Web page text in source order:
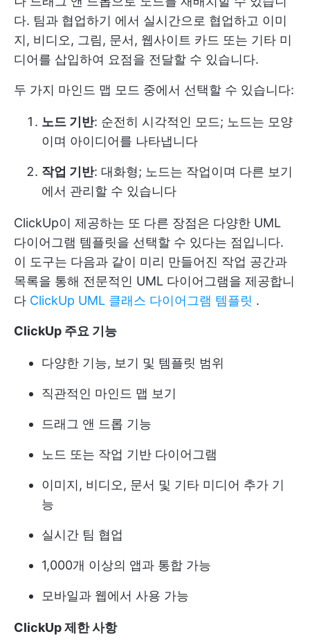
다. 팀과 협업하기 에서 실시간으로 협업하고 이미
지, 비디오, 그림, 문서, 웹사이트 카드 또는 기타 미
디어를 삽입하여 요점을 전달할 수 있습니다.
두 가지 마인드 맵 모드 중에서 선택할 수 있습니다:
노드 기반: 순전히 시각적인 모드; 노드는 모양
이며 아이디어를 나타냅니다
작업 기반: 대화형; 노드는 작업이며 다른 보기
에서 관리할 수 있습니다
ClickUp이 제공하는 또 다른 장점은 다양한 UML
다이어그램 템플릿을 선택할 수 있다는 점입니다.
이 도구는 다음과 같이 미리 만들어진 작업 공간과
목록을 통해 전문적인 UML 다이어그램을 제공합니
다 ClickUp UML 클래스 다이어그램 템플릿 .
ClickUp 주요 기능
다양한 기능, 보기 및 템플릿 범위
직관적인 마인드 맵 보기
드래그 앤 드롭 기능
노드 또는 작업 기반 다이어그램
이미지, 비디오, 문서 및 기타 미디어 추가 기
능
실시간 팀 협업
1,000개 이상의 앱과 통합 가능
모바일과 웹에서 사용 가능
ClickUp 제한 사항